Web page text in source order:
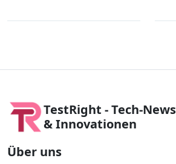
TestRight - Tech-
& Innovationen
Über uns